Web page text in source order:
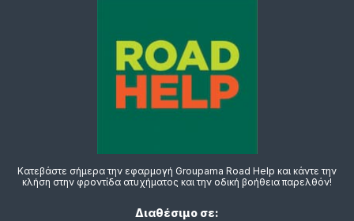
Κατεβάστε σήμερα την εφαρμογή Groupama Road Help και κάντε την
κλήση στην φροντίδα ατυχήματος και την οδική βοήθεια παρελθόν!
Διαθέσιμο σε: